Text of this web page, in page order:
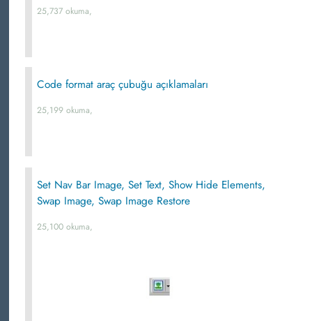
25,737 okuma,
Code format araç çubuğu açıklamaları
25,199 okuma,
Set Nav Bar Image, Set Text, Show Hide Elements,
Swap Image, Swap Image Restore
25,100 okuma,